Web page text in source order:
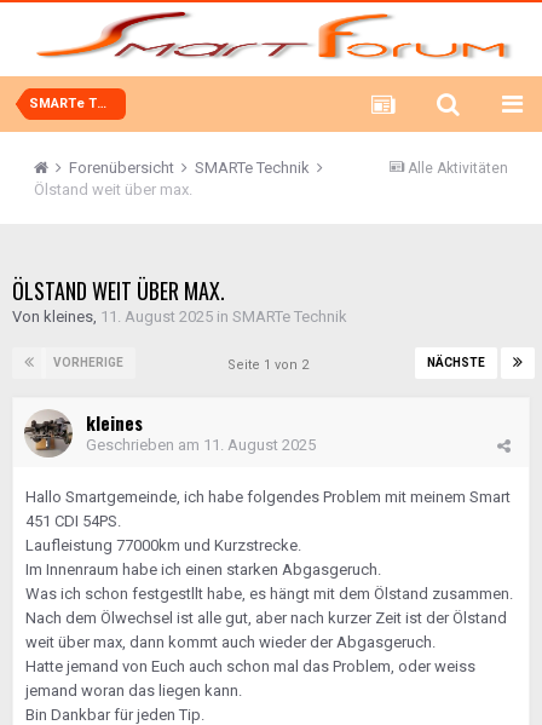
SMARTe Technik
Alle Aktivitäten
Forenübersicht
SMARTe Technik
Ölstand weit über max.
ÖLSTAND WEIT ÜBER MAX.
Von kleines, 11. August 2025 in SMARTe Technik
VORHERIGE NÄCHSTE
Seite 1 von 2
kleines
Geschrieben am 11. August 2025
Hallo Smartgemeinde, ich habe folgendes Problem mit meinem Smart
451 CDI 54PS.
Laufleistung 77000km und Kurzstrecke.
Im Innenraum habe ich einen starken Abgasgeruch.
Was ich schon festgestllt habe, es hängt mit dem Ölstand zusammen.
Nach dem Ölwechsel ist alle gut, aber nach kurzer Zeit ist der Ölstand
weit über max, dann kommt auch wieder der Abgasgeruch.
Hatte jemand von Euch auch schon mal das Problem, oder weiss
jemand woran das liegen kann.
Bin Dankbar für jeden Tip.